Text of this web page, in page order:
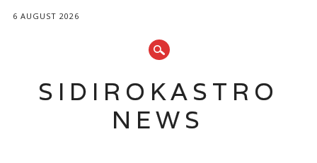
6 AUGUST 2026
SIDIROKASTRO
NEWS